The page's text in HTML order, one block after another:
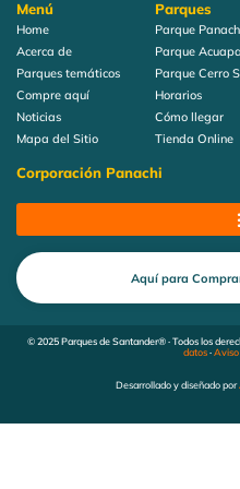
Menú
Home
Acerca de
Parques temáticos
Compre aquí
Noticias
Mapa del Sitio
Parques
Parque
Parque
Parque Cerro
Horarios
Cómo llegar
Tienda Online
Corporación Panachi
Aquí para
© 2025 Parques de Santander® · Todos los
datos·Aviso
Desarrollado y diseñado por